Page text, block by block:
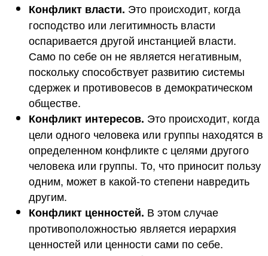
Конфликт власти. Это происходит, когда
господство или легитимность власти
оспаривается другой инстанцией власти.
Само по себе он не является негативным,
поскольку способствует развитию системы
сдержек и противовесов в демократическом
обществе.
Конфликт интересов. Это происходит, когда
цели одного человека или группы находятся в
определенном конфликте с целями другого
человека или группы. То, что приносит пользу
одним, может в какой-то степени навредить
другим.
Конфликт ценностей. В этом случае
противоположностью является иерархия
ценностей или ценности сами по себе.